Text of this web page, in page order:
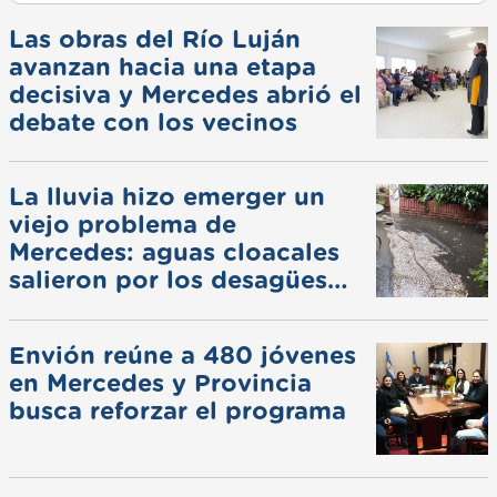
Las obras del Río Luján
avanzan hacia una etapa
decisiva y Mercedes abrió el
debate con los vecinos
La lluvia hizo emerger un
viejo problema de
Mercedes: aguas cloacales
salieron por los desagües
Envión reúne a 480 jóvenes
en Mercedes y Provincia
busca reforzar el programa